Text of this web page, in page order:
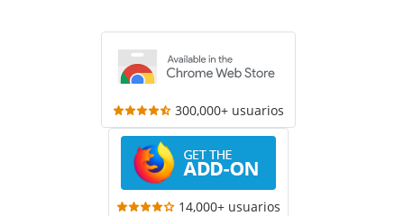
300,000+ usuarios
14,000+ usuarios